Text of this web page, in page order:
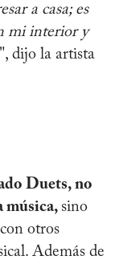
a casa; es
mi interior y
", dijo la artista
Duets, no
música, sino
otros
Además de